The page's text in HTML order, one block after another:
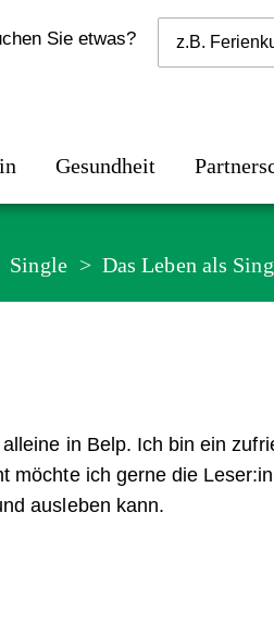
Sie etwas?
Gesundheit
Single Das Leben als
in Belp. Ich bin ein
möchte ich gerne die
ausleben kann.